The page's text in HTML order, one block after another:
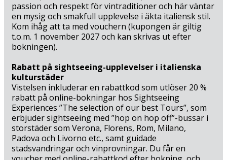
passion och respekt för vintraditioner och här väntar
en mysig och smakfull upplevelse i äkta italiensk stil.
Kom ihåg att ta med vouchern (kupongen är giltig
t.o.m. 1 november 2027 och kan skrivas ut efter
bokningen).
Rabatt på sightseeing-upplevelser i italienska
kulturstäder
Vistelsen inkluderar en rabattkod som utlöser 20 %
rabatt på online-bokningar hos Sightseeing
Experiences ”The selection of our best Tours”, som
erbjuder sightseeing med ”hop on hop off”-bussar i
storstäder som Verona, Florens, Rom, Milano,
Padova och Livorno etc., samt guidade
stadsvandringar och vinprovningar. Du får en